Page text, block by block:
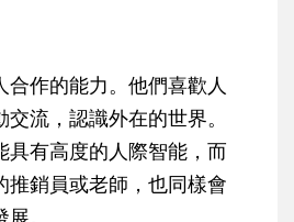
合作的能力。他們喜歡人
流，認識外在的世界。
具有高度的人際智能，而
推銷員或老師，也同樣會
。